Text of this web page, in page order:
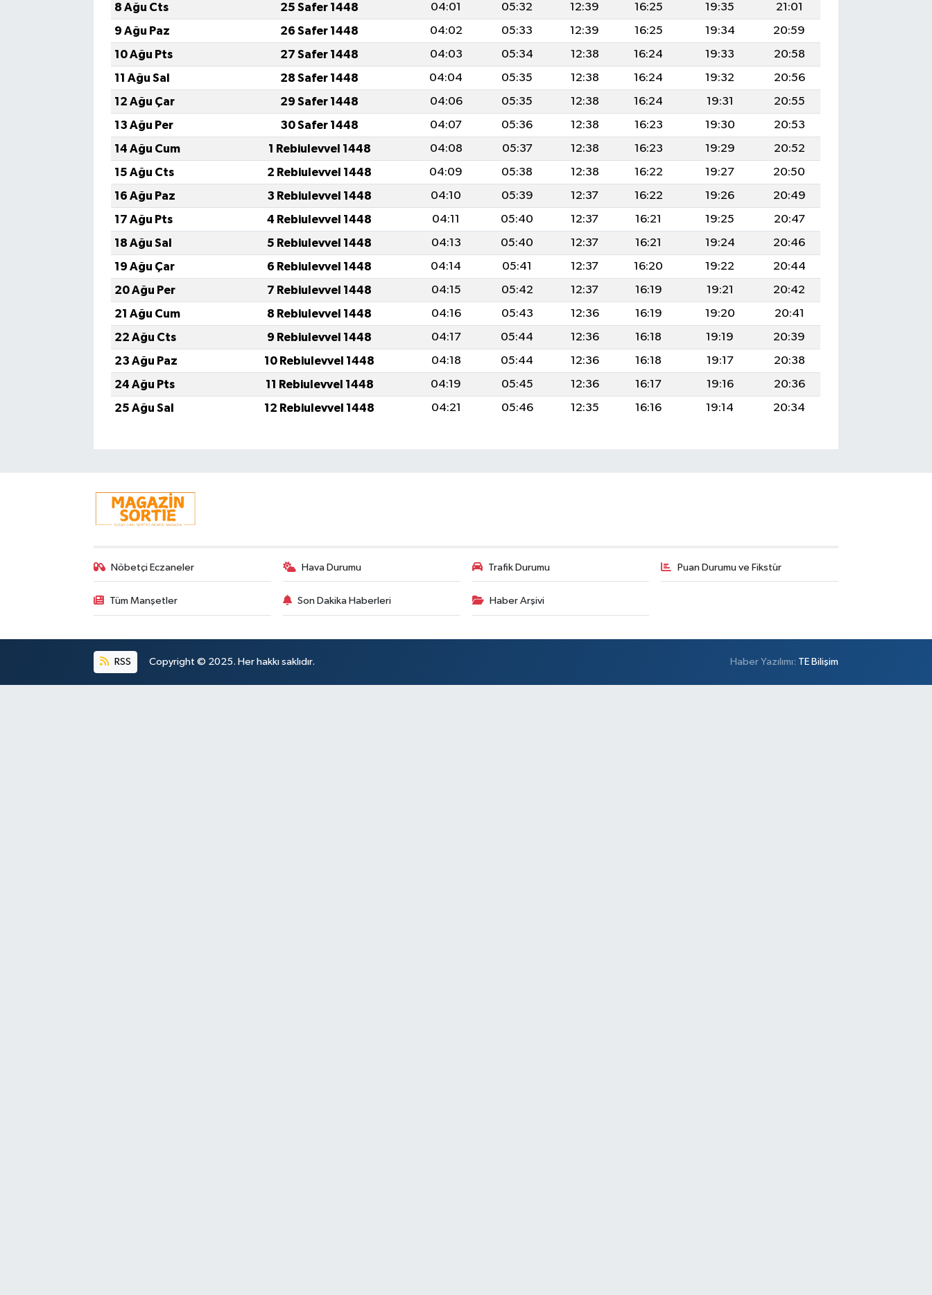
8 Ağu Cts
25 Safer 1448 04:01 05:32 12:39 16:25 19:35
21:01
9 Ağu Paz
26 Safer 1448 04:02 05:33 12:39 16:25 19:34
20:59
10 Ağu Pts
27 Safer 1448 04:03 05:34 12:38 16:24 19:33
20:58
11 Ağu Sal
28 Safer 1448 04:04 05:35 12:38 16:24 19:32
20:56
12 Ağu Çar
29 Safer 1448 04:06 05:35 12:38 16:24 19:31
20:55
13 Ağu Per
30 Safer 1448 04:07 05:36 12:38 16:23 19:30
20:53
14 Ağu Cum
1 Rebiulevvel 1448 04:08 05:37 12:38 16:23 19:29
20:52
15 Ağu Cts
2 Rebiulevvel 1448 04:09 05:38 12:38 16:22 19:27
20:50
16 Ağu Paz
3 Rebiulevvel 1448 04:10 05:39 12:37 16:22 19:26
20:49
17 Ağu Pts
4 Rebiulevvel 1448 04:11 05:40 12:37 16:21 19:25
20:47
18 Ağu Sal
5 Rebiulevvel 1448 04:13 05:40 12:37 16:21 19:24
20:46
19 Ağu Çar
6 Rebiulevvel 1448 04:14 05:41 12:37 16:20 19:22
20:44
20 Ağu Per
7 Rebiulevvel 1448 04:15 05:42 12:37 16:19 19:21
20:42
21 Ağu Cum
8 Rebiulevvel 1448 04:16 05:43 12:36 16:19 19:20
20:41
22 Ağu Cts
9 Rebiulevvel 1448 04:17 05:44 12:36 16:18 19:19
20:39
23 Ağu Paz
10 Rebiulevvel 1448 04:18 05:44 12:36 16:18 19:17
20:38
24 Ağu Pts
11 Rebiulevvel 1448 04:19 05:45 12:36 16:17 19:16
20:36
25 Ağu Sal
12 Rebiulevvel 1448 04:21 05:46 12:35 16:16 19:14 20:34
Nöbetçi Eczaneler Hava Durumu Trafik Durumu Puan Durumu ve Fikstür
Tüm Manşetler Son Dakika Haberleri Haber Arşivi
RSS Copyright © 2025. Her hakkı saklıdır. Haber Yazılımı: TE Bilişim